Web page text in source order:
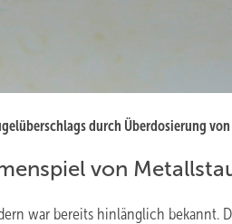
durch Überdosierung
von
war bereits hinlänglich bekannt.